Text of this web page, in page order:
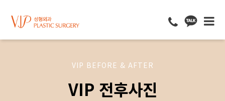
VIP BEFORE & AFTER
VIP 전후사진